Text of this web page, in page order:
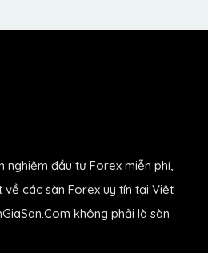
nghiệm đầu tư Forex miễn phí,
về các sàn Forex uy tín tại Việt
không phải là sàn